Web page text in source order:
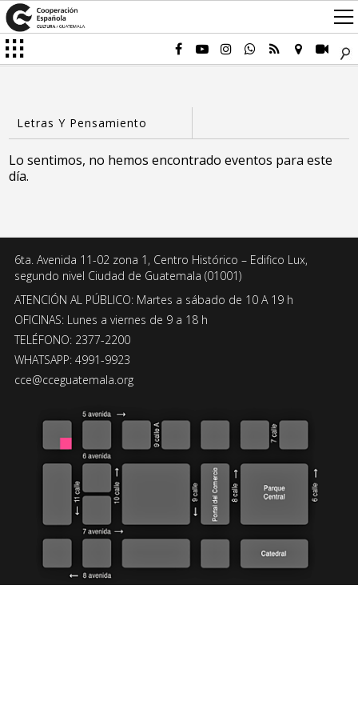
Lo sentimos, no hemos encontrado eventos para este
día.
6ta. Avenida 11-02 zona 1, Centro Histórico – Edifico Lux,
segundo nivel Ciudad de Guatemala (01001)
ATENCIÓN AL PÚBLICO: Martes a sábado de 10 A 19 h
OFICINAS: Lunes a viernes de 9 a 18 h
TELÉFONO: 2377-2200
WHATSAPP: 4991-9923
cce@cceguatemala.org